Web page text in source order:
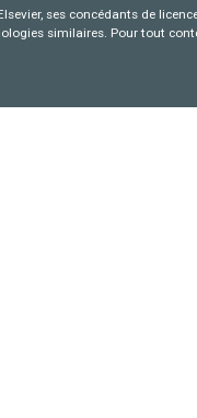
ses concédants de
similaires. Pour tout